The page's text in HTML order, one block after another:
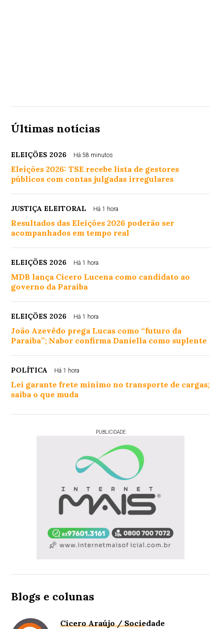
Últimas notícias
ELEIÇÕES 2026 Há 58 minutos
Eleições 2026: TSE recebe lista de gestores
públicos com contas julgadas irregulares
JUSTIÇA ELEITORAL Há 1 hora
Resultados das Eleições 2026 poderão ser
acompanhados em tempo real
ELEIÇÕES 2026 Há 1 hora
MDB lança Cícero Lucena como candidato ao
governo da Paraíba
ELEIÇÕES 2026 Há 1 hora
João Azevêdo prega Lucas como “futuro da
Paraíba”; Nabor confirma Daniella como suplente
POLÍTICA Há 1 hora
Lei garante frete mínimo no transporte de cargas;
saiba o que muda
PUBLICIDADE
Blogs e colunas
Cícero Araújo / Sociedade